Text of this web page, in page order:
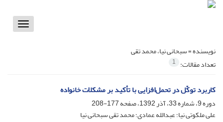
Toggle
نویسنده =سبحانی نیا، محمد تقی
تعداد مقالات: 1
کاربرد توکّل در تحمل‌افزایی با تأکید بر مشکلات خانواده
دوره 9، شماره 33، آذر 1392، صفحه
177-208
علی ملکوتی نیا؛ عبدالله عمادی؛ محمد تقی سبحانی نیا